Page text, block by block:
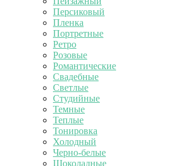
Персиковый
Пленка
Портретные
Ретро
Розовые
Романтические
Свадебные
Светлые
Студийные
Темные
Теплые
Тонировка
Холодный
Черно-белые
Шоколадные